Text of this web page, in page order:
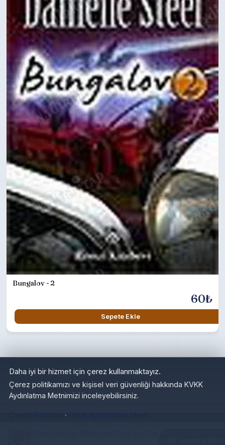
Bungalov - 2
60₺
Sepete Ekle
Daha iyi bir hizmet için çerez kullanmaktayız.
Çerez politikamızı ve kişisel veri güvenliği hakkında KVKK
Aydınlatma Metnimizi inceleyebilirsiniz.
·